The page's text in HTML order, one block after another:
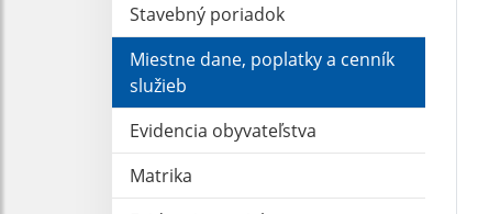
Stavebný poriadok
Miestne dane, poplatky a cenník
služieb
Evidencia obyvateľstva
Matrika